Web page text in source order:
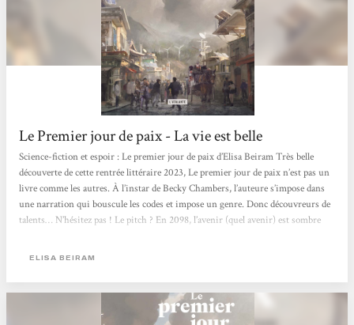
Le Premier jour de paix - La vie est belle
Science-fiction et espoir : Le premier jour de paix d’Elisa Beiram Très belle
découverte de cette rentrée littéraire 2023, Le premier jour de paix n’est pas un
livre comme les autres. À l’instar de Becky Chambers, l’auteure s’impose dans
une narration qui bouscule les codes et impose un genre. Donc découvreurs de
talents… N’hésitez pas ! Le pitch ? En 2098, l’avenir (quel avenir) est sombre
climatiques. Les « unes » événementielles des JT...
ELISA BEIRAM